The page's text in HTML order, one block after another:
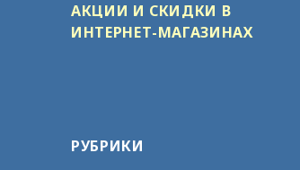
АКЦИИ И СКИДКИ В
ИНТЕРНЕТ-МАГАЗИНАХ
РУБРИКИ